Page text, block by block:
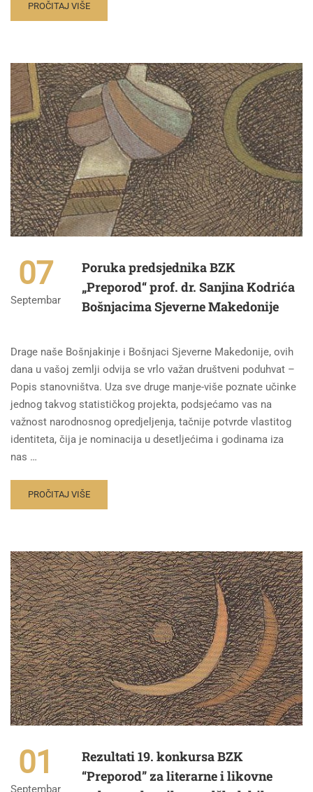
PROČITAJ VIŠE
07
Septembar
Poruka predsjednika BZK
„Preporod“ prof. dr. Sanjina Kodrića
Bošnjacima Sjeverne Makedonije
Drage naše Bošnjakinje i Bošnjaci Sjeverne Makedonije, ovih
dana u vašoj zemlji odvija se vrlo važan društveni poduhvat –
Popis stanovništva. Uza sve druge manje-više poznate učinke
jednog takvog statističkog projekta, podsjećamo vas na
važnost narodnosnog opredjeljenja, tačnije potvrde vlastitog
identiteta, čija je nominacija u desetljećima i godinama iza
nas …
PROČITAJ VIŠE
01
Septembar
Rezultati 19. konkursa BZK
“Preporod” za literarne i likovne